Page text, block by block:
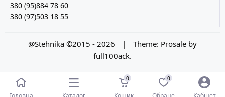
0 0
380 (95)884 78 60
380 (97)503 18 55
@Stehnika ©2015 - 2026 | Theme: Prosale by
full100ack.